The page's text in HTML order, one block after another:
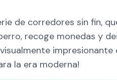
de corredores sin fin,
recoge monedas y
impresionante
la era moderna!